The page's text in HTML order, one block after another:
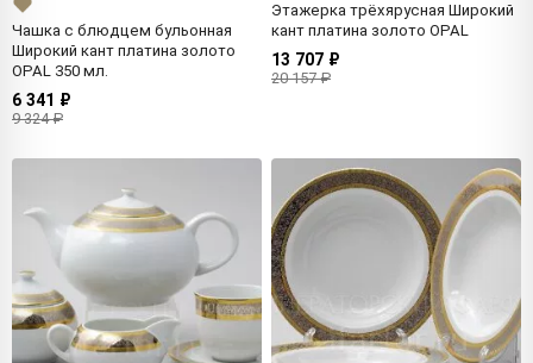
Чашка с блюдцем бульонная
Широкий кант платина золото
OPAL 350 мл.
6 341 ₽
9 324 ₽
Этажерка трёхярусная Широкий
кант платина золото OPAL
13 707 ₽
20 157 ₽